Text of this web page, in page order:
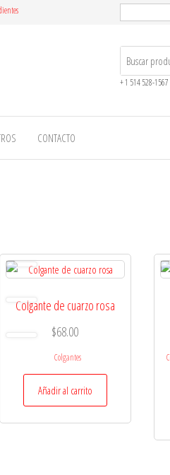
+ 1 514 528-
CONTACTO
Colgante de cuarzo rosa
$68.00
Colgantes
Añadir al carrito